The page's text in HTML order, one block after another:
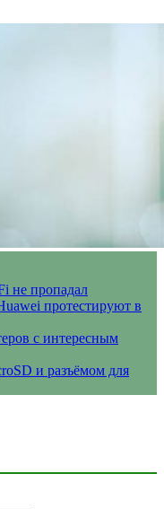
не пропадал
протестируют в
с интересным
и разъёмом для